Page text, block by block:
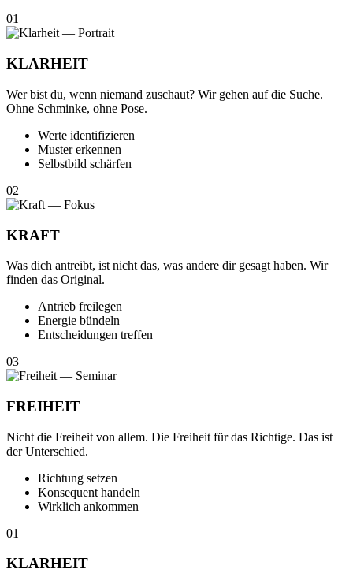
01
KLARHEIT
Wer bist du, wenn niemand zuschaut? Wir gehen auf die Suche.
Ohne Schminke, ohne Pose.
Werte identifizieren
Muster erkennen
Selbstbild schärfen
02
KRAFT
Was dich antreibt, ist nicht das, was andere dir gesagt haben. Wir
finden das Original.
Antrieb freilegen
Energie bündeln
Entscheidungen treffen
03
FREIHEIT
Nicht die Freiheit von allem. Die Freiheit für das Richtige. Das ist
der Unterschied.
Richtung setzen
Konsequent handeln
Wirklich ankommen
01
KLARHEIT